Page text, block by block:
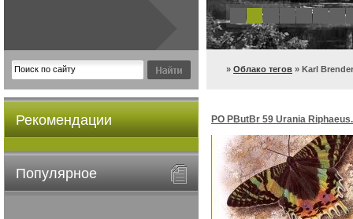
» Облако тегов » Karl
Рекомендации
Популярное
PO PButBr 59 Urania Riphaeus.
Brenders, Карл